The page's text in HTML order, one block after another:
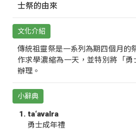
士祭的由來
文化介紹
傳統祖靈祭是一系列為期四個月的
作求學濃縮為一天，並特別將「勇
辦理。
小辭典
ta‘avalra
勇士成年禮